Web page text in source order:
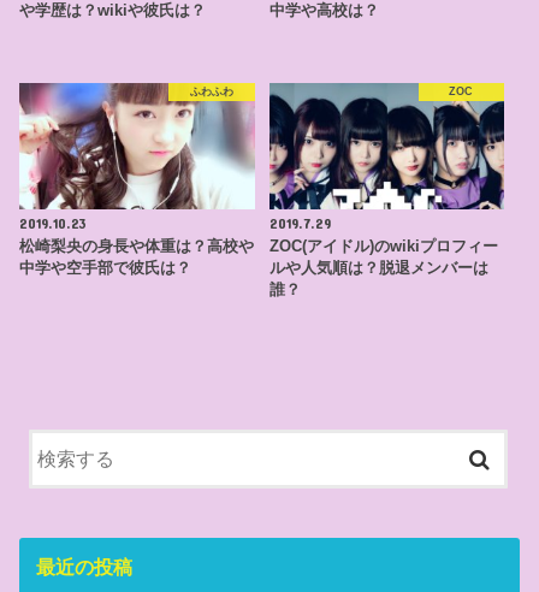
や学歴は？wikiや彼氏は？
中学や高校は？
ふわふわ
2019.10.23
松崎梨央の身長や体重は？高校や
中学や空手部で彼氏は？
ZOC
2019.7.29
ZOC(アイドル)のwikiプロフィー
ルや人気順は？脱退メンバーは
誰？
最近の投稿